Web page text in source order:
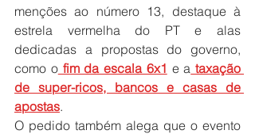
menções ao número 13, destaque à
estrela vermelha do PT e alas
dedicadas a propostas do governo,
como o fim da escala 6x1 e a taxação
de super-ricos, bancos e casas de
apostas.
O pedido também alega que o evento